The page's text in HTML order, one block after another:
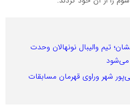
تیم والیبال نونهالان وحدت
می‌شود
شهر وراوی قهرمان مسابقات